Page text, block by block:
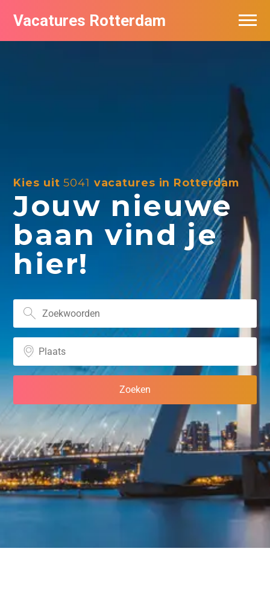
Vacatures Rotterdam
Kies uit5041 vacatures in Rotterdam
Jouw nieuwe
baan vind je
hier!
Vacatures per bedrijf